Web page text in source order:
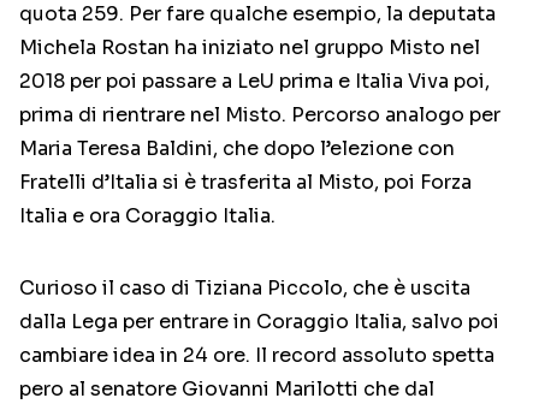
quota 259. Per fare qualche esempio, la deputata
Michela Rostan ha iniziato nel gruppo Misto nel
2018 per poi passare a LeU prima e Italia Viva poi,
prima di rientrare nel Misto. Percorso analogo per
Maria Teresa Baldini, che dopo l’elezione con
Fratelli d’Italia si è trasferita al Misto, poi Forza
Italia e ora Coraggio Italia.
Curioso il caso di Tiziana Piccolo, che è uscita
dalla Lega per entrare in Coraggio Italia, salvo poi
cambiare idea in 24 ore. Il record assoluto spetta
pero al senatore Giovanni Marilotti che dal